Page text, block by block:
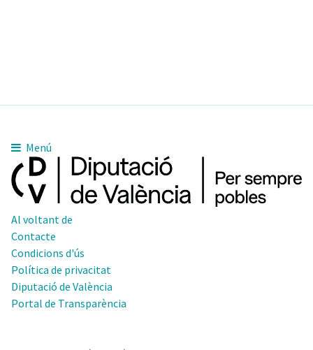
Menú
Al voltant de
Contacte
Condicions d'ús
Política de privacitat
Diputació de València
Portal de Transparència